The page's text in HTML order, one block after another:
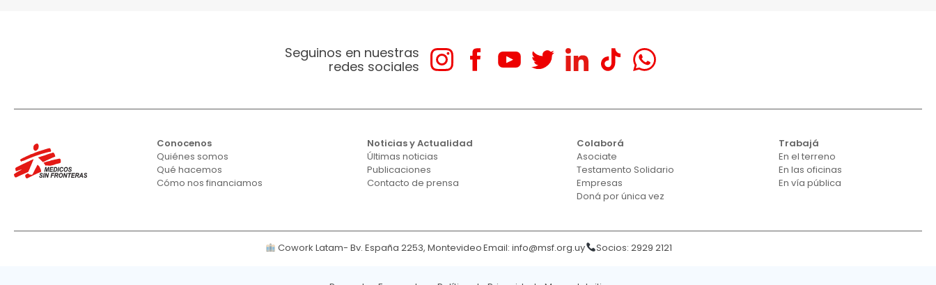
Seguinos en nuestras
redes sociales
Conocenos
Quiénes somos
Qué hacemos
Cómo nos financiamos
Noticias y Actualidad
Últimas noticias
Publicaciones
Contacto de prensa
Colaborá
Asociate
Testamento Solidario
Empresas
Doná por única vez
Trabajá
En el terreno
En las oficinas
En vía pública
Cowork Latam- Bv. España 2253, MontevideoEmail: info@msf.org.uy Socios: 2929 2121